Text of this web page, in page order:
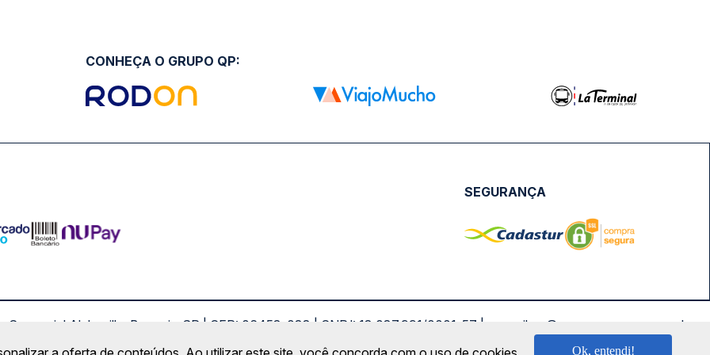
CONHEÇA O GRUPO QP:
SEGURANÇA
Alphaville, Barueri - SP | CEP: 06453-038 | CNPJ: 18.087.991/0001-57 | saconibus@queropassagem.com.br
Copyright 2026 © QueroPassagem.com.br
Ok, entendi!